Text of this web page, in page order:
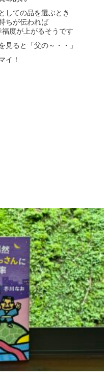
しての品を選ぶとき
ちが伝われば
度が上がるそうです
見ると「父の～・・」
イ！